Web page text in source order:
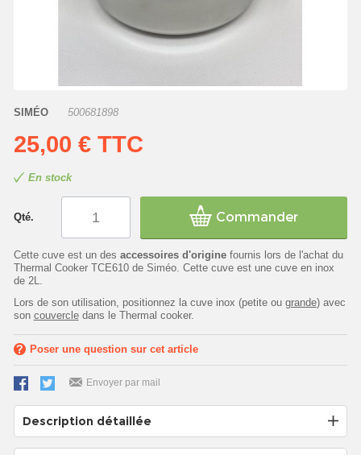
SIMÉO 500681898
25,00 € TTC
En stock
Qté. Commander
Cette cuve est un des accessoires d'originefournis lors de l'achat du
Thermal Cooker TCE610 de Siméo. Cette cuve est une cuve en inox
de 2L.
Lors de son utilisation, positionnez la cuve inox (petite ou grande) avec
son couvercledans le Thermal cooker.
Poser une question sur cet article
Envoyer par mail
Description détaillée